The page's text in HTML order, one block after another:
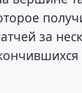
за